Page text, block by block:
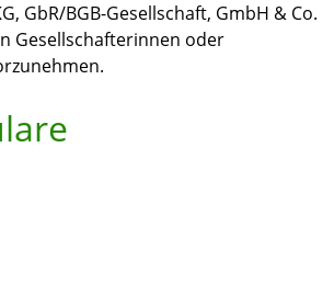
GbR/BGB-Gesellschaft, GmbH & Co.
Gesellschafterinnen oder